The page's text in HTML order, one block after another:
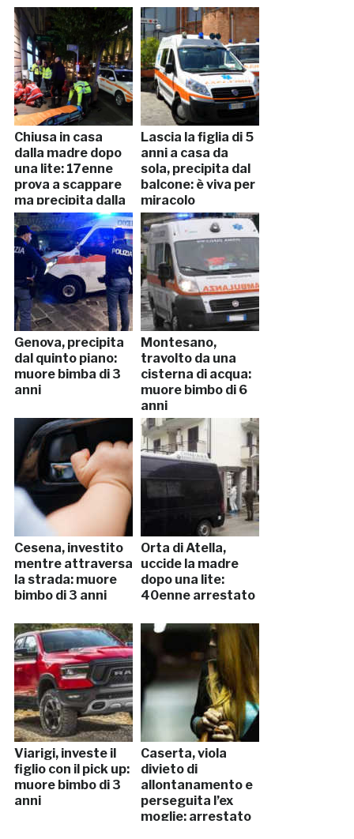
Chiusa in casa
dalla madre dopo
una lite: 17enne
prova a scappare
ma precipita dalla
finestra
Lascia la figlia di 5
anni a casa da
sola, precipita dal
balcone: è viva per
miracolo
Genova, precipita
dal quinto piano:
muore bimba di 3
anni
Montesano,
travolto da una
cisterna di acqua:
muore bimbo di 6
anni
Cesena, investito
mentre attraversa
la strada: muore
bimbo di 3 anni
Orta di Atella,
uccide la madre
dopo una lite:
40enne arrestato
Viarigi, investe il
figlio con il pick up:
muore bimbo di 3
anni
Caserta, viola
divieto di
allontanamento e
perseguita l’ex
moglie: arrestato